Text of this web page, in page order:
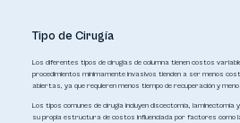
Tipo de Cirugía
Los diferentes tipos de cirugías de columna tienen costos
procedimientos mínimamente invasivos tienden a ser menos
abiertas, ya que requieren menos tiempo de recuperación y
Los tipos comunes de cirugía incluyen discectomía, laminectomía
su propia estructura de costos influenciada por factores como